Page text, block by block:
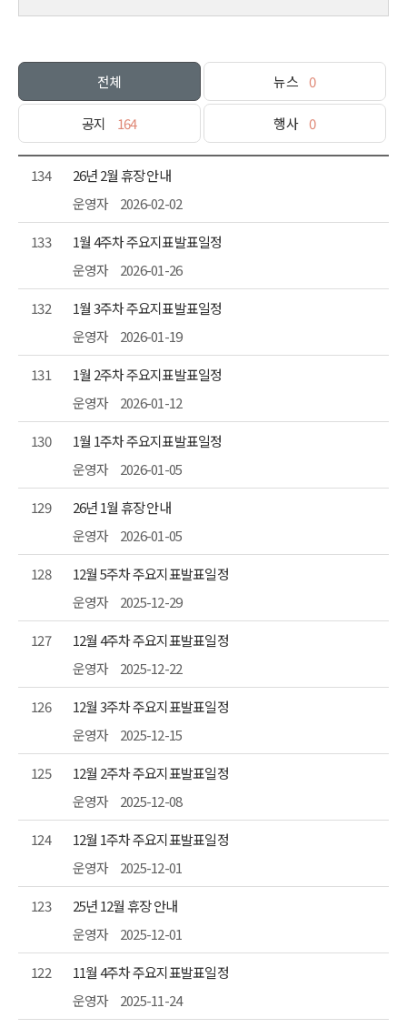
전체 뉴스 0
공지 164 행사 0
134
26년 2월 휴장 안내
운영자
2026-02-02
133
1월 4주차 주요지표발표일정
운영자
2026-01-26
132
1월 3주차 주요지표발표일정
운영자
2026-01-19
131
1월 2주차 주요지표발표일정
운영자
2026-01-12
130
1월 1주차 주요지표발표일정
운영자
2026-01-05
129
26년 1월 휴장 안내
운영자
2026-01-05
128
12월 5주차 주요지표발표일정
운영자
2025-12-29
127
12월 4주차 주요지표발표일정
운영자
2025-12-22
126
12월 3주차 주요지표발표일정
운영자
2025-12-15
125
12월 2주차 주요지표발표일정
운영자
2025-12-08
124
12월 1주차 주요지표발표일정
운영자
2025-12-01
123
25년 12월 휴장 안내
운영자
2025-12-01
122
11월 4주차 주요지표발표일정
운영자
2025-11-24